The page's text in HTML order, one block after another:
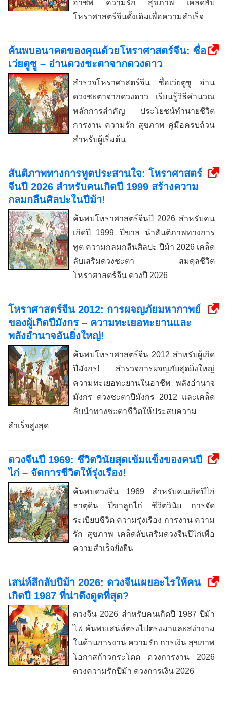
อาชีพ ความรัก สุขภาพ เคล็ดลับ
โหราศาสตร์จีนดั้งเดิมเพื่อความสำเร็จ
ค้นพบอนาคตของคุณด้วยโหราศาสตร์จีน: ซื่อ
เว่ยตูซู – อ่านดวงชะตาจากดวงดาว
สำรวจโหราศาสตร์จีน ซื่อเว่ยตูซู อ่าน
ดวงชะตาจากดวงดาว เรียนรู้วิธีคำนวณ
หลักการสำคัญ ประโยชน์ทำนายชีวิต
การงาน ความรัก สุขภาพ คู่มือครบถ้วน
สำหรับผู้เริ่มต้น
สันติภาพทางการทูตประสานใจ: โหราศาสตร์
จีนปี 2026 สำหรับคนเกิดปี 1999 สร้างความ
กลมกลืนศิลปะในปีม้า!
ค้นพบโหราศาสตร์จีนปี 2026 สำหรับคน
เกิดปี 1999 ปีขาล นำสันติภาพทางการ
ทูต ความกลมกลืนศิลปะ ปีม้า 2026 เคล็ด
ลับเสริมดวงชะตา สมดุลชีวิต
โหราศาสตร์จีน ดวงปี 2026
โหราศาสตร์จีน 2012: การผจญภัยมหากาพย์
ของผู้เกิดปีมังกร – ความทะเยอทะยานและ
พลังอำนาจอันยิ่งใหญ่!
ค้นพบโหราศาสตร์จีน 2012 สำหรับผู้เกิด
ปีมังกร! สำรวจการผจญภัยสุดยิ่งใหญ่
ความทะเยอทะยานในอาชีพ พลังอำนาจ
มังกร ดวงชะตาปีมังกร 2012 และเคล็ด
ลับนำทางชะตาชีวิตให้ประสบความ
สำเร็จสูงสุด
ดวงจีนปี 1969: ชีวิตวินัยสุดเข้มแข็งของคนปี
ไก่ – จัดการชีวิตให้รุ่งเรือง!
ค้นพบดวงจีน 1969 สำหรับคนเกิดปีไก่
ธาตุดิน ปีขาลูกไก่ ชีวิตวินัย การจัด
ระเบียบชีวิต ความรุ่งเรือง การงาน ความ
รัก สุขภาพ เคล็ดลับเสริมดวงจีนปีไก่เพื่อ
ความสำเร็จยั่งยืน
เสน่ห์ลึกลับปีม้า 2026: ดวงจีนเผยอะไรให้คน
เกิดปี 1987 ที่น่าดึงดูดที่สุด?
ดวงจีน 2026 สำหรับคนเกิดปี 1987 ปีม้า
ไฟ ค้นพบเสน่ห์ตรงไปตรงมาและสง่างาม
ในด้านการงาน ความรัก การเงิน สุขภาพ
โอกาสก้าวกระโดด ดวงการงาน 2026
ดวงความรักปีม้า ดวงการเงิน 2026